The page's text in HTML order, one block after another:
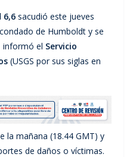
sacudió este jueves
de Humboldt y se
informó el Servicio
(USGS por sus siglas en
la mañana (18.44 GMT) y
de daños o víctimas.